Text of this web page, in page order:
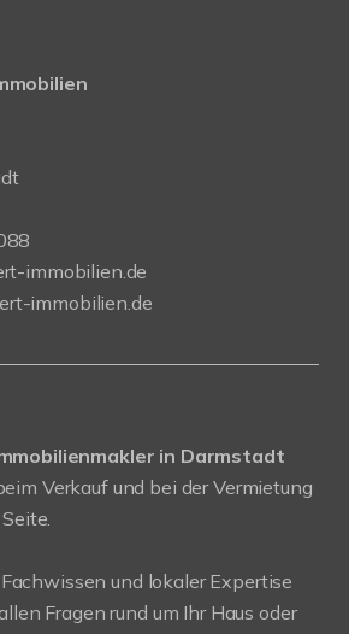
immobilien.de
immobilien.de
in Darmstadt
Verkauf und bei der Vermietung
und lokaler Expertise
Fragen rund um Ihr Haus oder